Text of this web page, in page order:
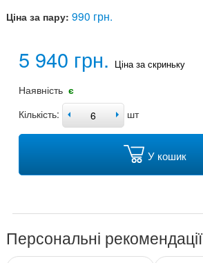
Ціна за пару: 990 грн.
5 940 грн. Ціна за скриньку
Наявність є
Кількість:
шт
У кошик
Персональні рекомендації